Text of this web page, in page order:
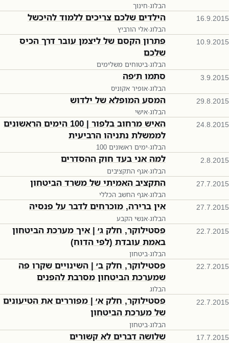
הבלוג·חינוך
16.9.2015 הילדים שלכם צריכים ללמוד להיכשל
הבלוג·אלי הורביץ
10.9.2015
פתרון הקסם של ליצמן עובר דרך הכיס
שלכם
הבלוג·ביטוחים משלימים
3.9.2015 סתמו ת׳פה
הבלוג·אופיר אקוניס
29.8.2015 המסע המופלא של ילדוש
הבלוג·אישי
24.8.2015
האיש מרחוב בלפור | 100 הימים הראשונים
לממשלת נתניהו הרביעית
הבלוג·100 ימים ראשונים
2.8.2015 למה אני בעד חוק ההסדרים
הבלוג·אגף התקציבים
27.7.2015 התקציב האמיתי של משרד הביטחון
הבלוג·אגף החשב הכללי
27.7.2015 אין ברירה, מוכרחים לדבר על פנסיה
הבלוג·אנשי הקבע
22.7.2015
פסטילוקר, חלק ג׳ | איך מערכת הביטחון
באמת עובדת (לפי הדוח)
הבלוג·ביטחון
22.7.2015
פסטילוקר, חלק ב׳ | השינויים שקרו פה
שמערכת הביטחון מסרבת להפנים
הבלוג
22.7.2015
פסטילוקר, חלק א׳ | מפוררים את הטיעונים
של מערכת הביטחון
הבלוג·ביטחון
17.7.2015 שלושה דברים לא קשורים